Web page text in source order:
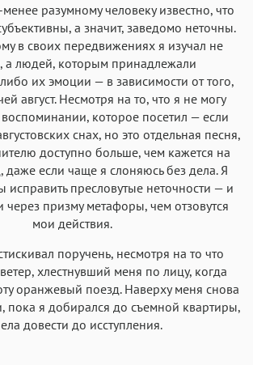
разумному человеку известно, что
а значит, заведомо неточны.
в своих передвижениях я изучал не
а людей, которым принадлежали
их эмоции — в зависимости от того,
август. Несмотря на то, что я не могу
воспоминании, которое посетил — если
снах, но это отдельная песня,
доступно больше, чем кажется на
даже если чаще я слоняюсь без дела. Я
исправить пресловутые неточности — и
через призму метафоры, чем отзовутся
мои действия.
поручень, несмотря на то что
хлестнувший меня по лицу, когда
оранжевый поезд. Наверху меня снова
пока я добирался до съемной квартиры,
довести до исступления.